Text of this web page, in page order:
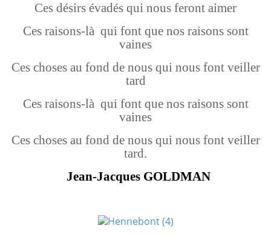
Ces désirs évadés qui nous feront aimer
Ces raisons-là qui font que nos raisons sont
vaines
Ces choses au fond de nous qui nous font veiller
tard
Ces raisons-là qui font que nos raisons sont
vaines
Ces choses au fond de nous qui nous font veiller
tard.
Jean-Jacques GOLDMAN